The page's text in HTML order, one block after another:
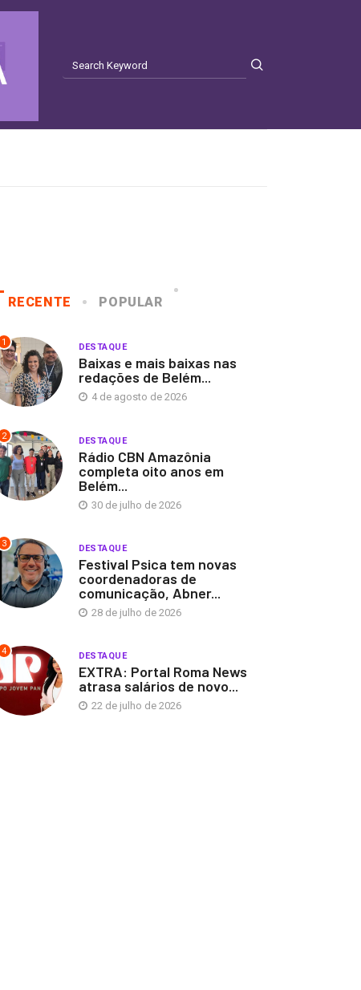
RECENTE POPULAR
1 DESTAQUE
Baixas e mais baixas nas
redações de Belém...
4 de agosto de 2026
2 DESTAQUE
Rádio CBN Amazônia
completa oito anos em
Belém...
30 de julho de 2026
3 DESTAQUE
Festival Psica tem novas
coordenadoras de
comunicação, Abner...
28 de julho de 2026
4 DESTAQUE
EXTRA: Portal Roma News
atrasa salários de novo...
22 de julho de 2026